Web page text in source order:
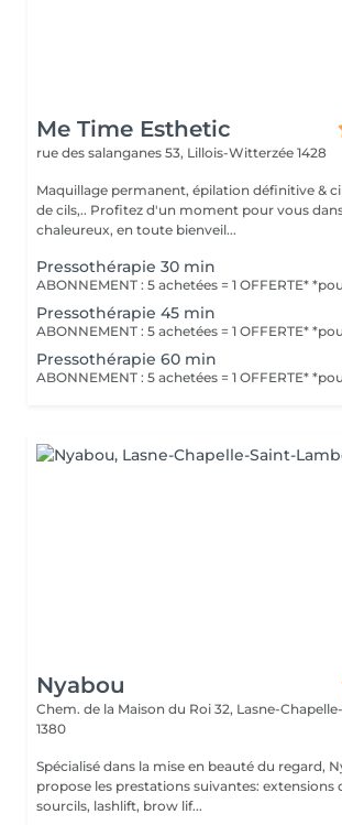
Me Time Esthetic
rue des salanganes 53, Lillois-Witterzée 1428
Maquillage permanent, épilation définitive &
de cils,.. Profitez d'un moment pour vous dans un cadre
chaleureux, en toute bienveil...
Pressothérapie 30 min
Pressothérapie 45 min
Pressothérapie 60 min
Nyabou
Chem. de la Maison du Roi 32, Lasne-
1380
Spécialisé dans la mise en beauté du regard,
propose les prestations suivantes: extensions
sourcils, lashlift, brow lif...